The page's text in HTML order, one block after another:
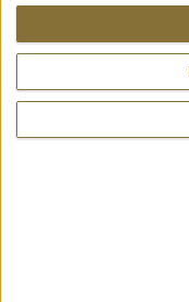
CHANTAL SOLE - 24938